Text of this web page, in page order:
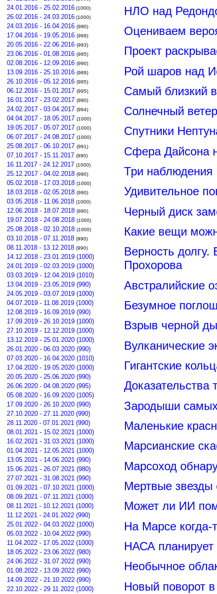
24.01.2016 - 25.02.2016 (1000)
26.02.2016 - 24.03.2016 (1000)
24.03.2016 - 16.04.2016 (990)
17.04.2016 - 19.05.2016 (999)
20.05.2016 - 22.06.2016 (993)
23.06.2016 - 01.08.2016 (995)
02.08.2016 - 12.09.2016 (990)
13.09.2016 - 25.10.2016 (989)
26.10.2016 - 05.12.2016 (995)
06.12.2016 - 15.01.2017 (995)
16.01.2017 - 23.02.2017 (990)
24.02.2017 - 03.04.2017 (994)
04.04.2017 - 18.05.2017 (1000)
19.05.2017 - 05.07.2017 (1000)
06.07.2017 - 24.08.2017 (1000)
25.08.2017 - 06.10.2017 (991)
07.10.2017 - 15.11.2017 (990)
16.11.2017 - 24.12.2017 (1000)
25.12.2017 - 04.02.2018 (990)
05.02.2018 - 17.03.2018 (1000)
18.03.2018 - 02.05.2018 (990)
03.05.2018 - 11.06.2018 (1000)
12.06.2018 - 18.07.2018 (990)
19.07.2018 - 24.08.2018 (1000)
25.08.2018 - 02.10.2018 (1000)
03.10.2018 - 07.11.2018 (990)
08.11.2018 - 13.12.2018 (990)
14.12.2018 - 23.01.2019 (1000)
24.01.2019 - 02.03.2019 (1000)
03.03.2019 - 12.04.2019 (1010)
13.04.2019 - 23.05.2019 (990)
24.05.2019 - 03.07.2019 (1000)
04.07.2019 - 11.08.2019 (1000)
12.08.2019 - 16.09.2019 (990)
17.09.2019 - 26.10.2019 (1000)
27.10.2019 - 12.12.2019 (1000)
13.12.2019 - 25.01.2020 (1000)
26.01.2020 - 06.03.2020 (990)
07.03.2020 - 16.04.2020 (1010)
17.04.2020 - 19.05.2020 (1000)
20.05.2020 - 25.06.2020 (990)
26.06.2020 - 04.08.2020 (995)
05.08.2020 - 16.09.2020 (1005)
17.09.2020 - 26.10.2020 (990)
27.10.2020 - 27.11.2020 (990)
28.11.2020 - 07.01.2021 (990)
08.01.2021 - 15.02.2021 (1000)
16.02.2021 - 31.03.2021 (1000)
01.04.2021 - 12.05.2021 (1000)
13.05.2021 - 14.06.2021 (990)
15.06.2021 - 26.07.2021 (980)
27.07.2021 - 31.08.2021 (990)
01.09.2021 - 07.10.2021 (1000)
08.09.2021 - 07.11.2021 (1000)
08.11.2021 - 10.12.2021 (1000)
11.12.2021 - 24.01.2022 (990)
25.01.2022 - 04.03.2022 (1000)
05.03.2022 - 10.04.2022 (990)
11.04.2022 - 17.05.2022 (1000)
18.05.2022 - 23.06.2022 (980)
24.06.2022 - 31.07.2022 (990)
01.08.2022 - 13.09.2022 (990)
14.09.2022 - 21.10.2022 (990)
22.10.2022 - 29.11.2022 (1000)
НЛО над
Оцениваем
Проект
Рой шаров над
Самый близкий
Солнечный
Спутники
Сфера Дайсона
Три
Удивительное
Черный диск
Какие вещи
Верность
Прохорова
Австралийские
Безумное
Взрыв черной
Вулканические
Гигантские
Доказательства
Зародыши самых
Маленькие
Марсианские
Марсоход
Мертвые звезды
Может ли ИИ
На Марсе когда-
НАСА
Необычное
Новый поворот